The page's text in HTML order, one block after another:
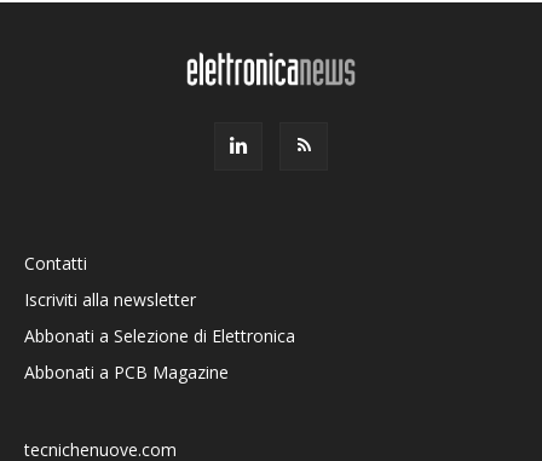
Contatti
Iscriviti alla newsletter
Abbonati a Selezione di Elettronica
Abbonati a PCB Magazine
tecnichenuove.com